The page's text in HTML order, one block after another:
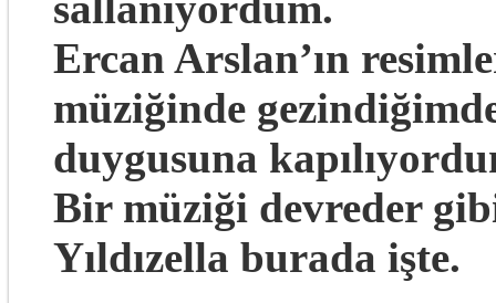
Ercan Arslan’ın
müziğinde
duygusuna
Bir müziği devreder
Yıldızella burada işte.